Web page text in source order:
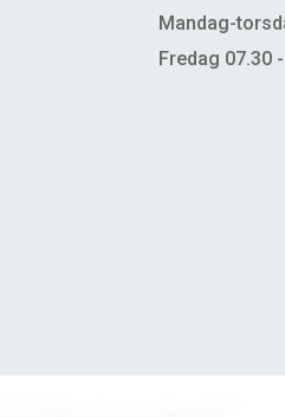
Mandag-
Fredag 07.30